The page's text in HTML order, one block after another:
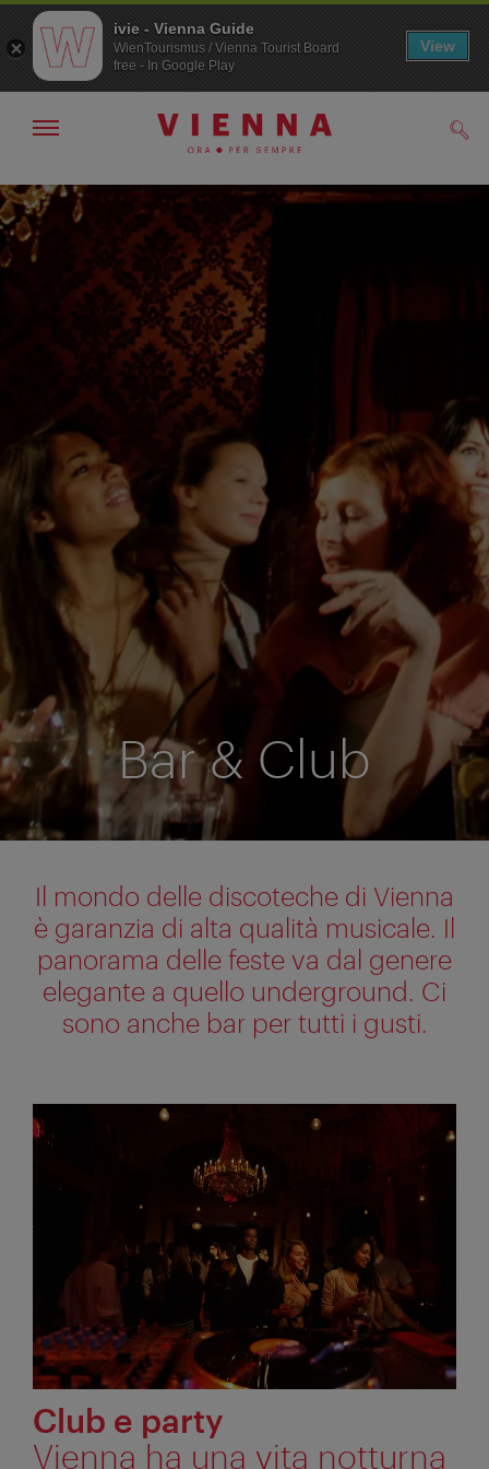
Alla
navigazione
Al
contenuto
Mostra/nascondi
Bar & Club
Il mondo delle discoteche di Vienna
è garanzia di alta qualità musicale. Il
panorama delle feste va dal genere
elegante a quello underground. Ci
sono anche bar per tutti i gusti.
Club e party
Vienna ha una vita notturna
ivie - Vienna Guide
WienTourismus / Vienna Tourist Board
free - In Google Play
View